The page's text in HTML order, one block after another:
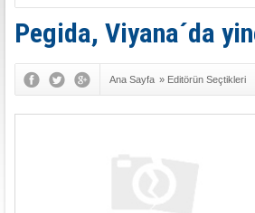
Pegida, Viyana´da
Ana Sayfa » Editörün Seçtikleri